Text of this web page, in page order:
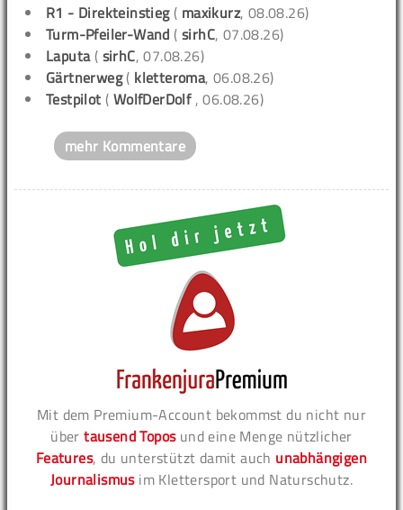
R1 - Direkteinstieg( maxikurz, 08.08.26)
Turm-Pfeiler-Wand (sirhC, 07.08.26)
Laputa( sirhC, 07.08.26)
Gärtnerweg( kletteroma, 06.08.26)
Testpilot ( WolfDerDolf , 06.08.26)
mehr Kommentare
Mit dem Premium-Account bekommst du nicht nur
übertausend Toposund eine Menge nützlicher
Features, du unterstützt damit auch unabhängigen
Journalismusim Klettersport und Naturschutz.